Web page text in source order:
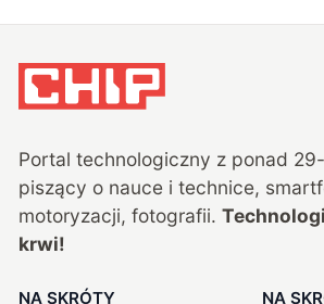
Portal technologiczny z ponad 29
piszący o nauce i technice,
motoryzacji, fotografii.
krwi!
NA SKRÓTY NA